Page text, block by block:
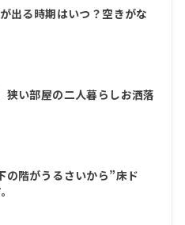
出る時期はいつ？空きがな
狭い部屋の二人暮らしお洒落
の階がうるさいから”床ド